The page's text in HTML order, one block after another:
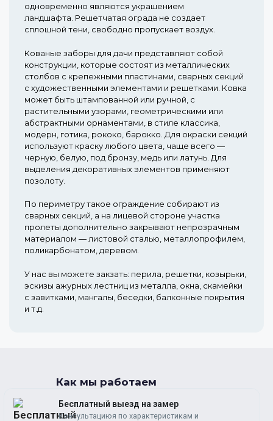
одновременно являются украшением
ландшафта. Решетчатая ограда не создает
сплошной тени, свободно пропускает воздух.
Кованые заборы для дачи представляют собой
конструкции, которые состоят из металлических
столбов с крепежными пластинами, сварных секций
с художественными элементами и решетками. Ковка
может быть штампованной или ручной, с
растительными узорами, геометрическими или
абстрактными орнаментами, в стиле классика,
модерн, готика, рококо, барокко. Для окраски секций
используют краску любого цвета, чаще всего —
черную, белую, под бронзу, медь или латунь. Для
выделения декоративных элементов применяют
позолоту.
По периметру такое ограждение собирают из
сварных секций, а на лицевой стороне участка
пролеты дополнительно закрывают непрозрачным
материалом — листовой сталью, металлопрофилем,
поликарбонатом, деревом.
У нас вы можете закзать: перила, решетки, козырьки,
эскизы ажурных лестниц из металла, окна, скамейки
с завитками, мангалы, беседки, балконные покрытия
и т.д.
Как мы работаем
Бесплатный выезд на замер
Консультациюя по характеристикам и